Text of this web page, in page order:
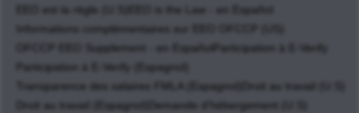
EEO est la règle (U.S)
EEO is the Law - en Español
Informations complémentaires sur EEO OFCCP (US)
OFCCP EEO Supplement - en Español
Participation à E-Verify
Participation à E-Verify (Espagnol)
Transparence des salaires FMLA (Espagnol)
Droit au travail (U.S)
Droit au travail (Espagnol)
Demande d'hébergement (U.S)